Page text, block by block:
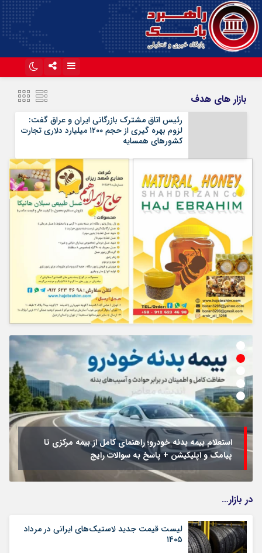
آپارات
بازار های هدف
رئیس اتاق مشترک بازرگانی ایران و عراق گفت:
لزوم بهره گیری از حجم ۱۲۰۰ میلیارد دلاری تجارت
کشورهای همسایه
استعلام بیمه بدنه خودرو؛ راهنمای کامل از بیمه مرکزی تا
پیامک و اپلیکیشن + پاسخ به سوالات رایج
در بازار…
لیست قیمت جدید لاستیک‌های ایرانی در مرداد
۱۴۰۵